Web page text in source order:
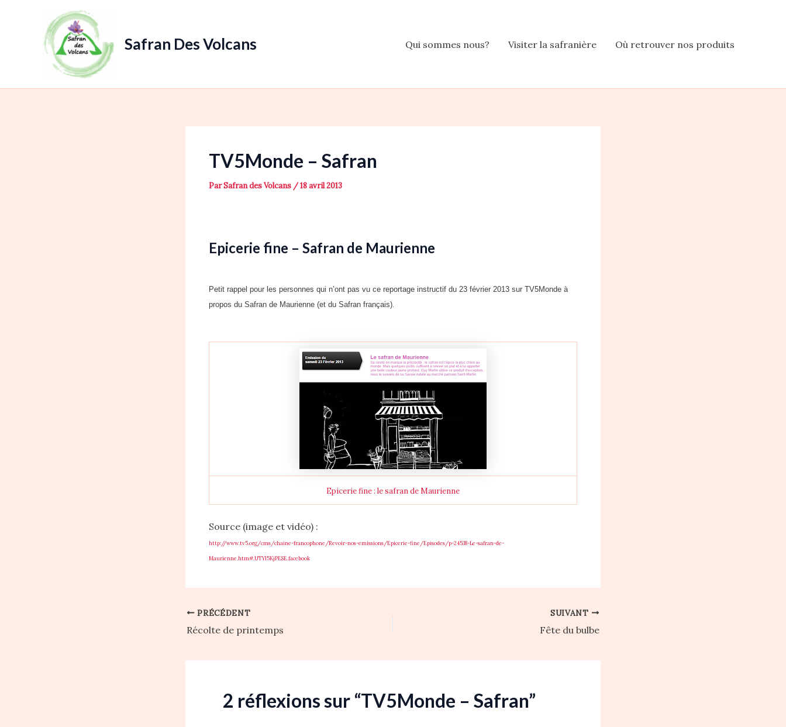
Safran Des Volcans Qui sommes nous? Visiter la safranière Où retrouver nos produits
TV5Monde – Safran
ParSafran des Volcans /18 avril 2013
Epicerie fine – Safran de Maurienne
Petit rappel pour les personnes qui n’ont pas vu ce reportage instructif du 23 février 2013 sur TV5Monde à
propos du Safran de Maurienne (et du Safran français).
Epicerie fine : le safran de Maurienne
Source (image et vidéo) :
http://www.tv5.org/cms/chaine-francophone/Revoir-nos-emissions/Epicerie-fine/Episodes/p-24538-Le-safran-de-
Maurienne.htm#.UTYl5KjPESE.facebook
PRÉCÉDENT
Récolte de printemps
SUIVANT
Fête du bulbe
2 réflexions sur “TV5Monde – Safran”